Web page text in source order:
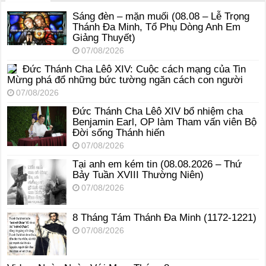
Sáng đèn – mặn muối (08.08 – Lễ Trọng
Thánh Đa Minh, Tổ Phụ Dòng Anh Em
Giảng Thuyết)
07/08/2026
Đức Thánh Cha Lêô XIV: Cuộc cách mạng của Tin
Mừng phá đổ những bức tường ngăn cách con người
07/08/2026
Đức Thánh Cha Lêô XIV bổ nhiệm cha
Benjamin Earl, OP làm Tham vấn viên Bộ
Đời sống Thánh hiến
07/08/2026
Tại anh em kém tin (08.08.2026 – Thứ
Bảy Tuần XVIII Thường Niên)
07/08/2026
8 Tháng Tám Thánh Ða Minh (1172-1221)
07/08/2026